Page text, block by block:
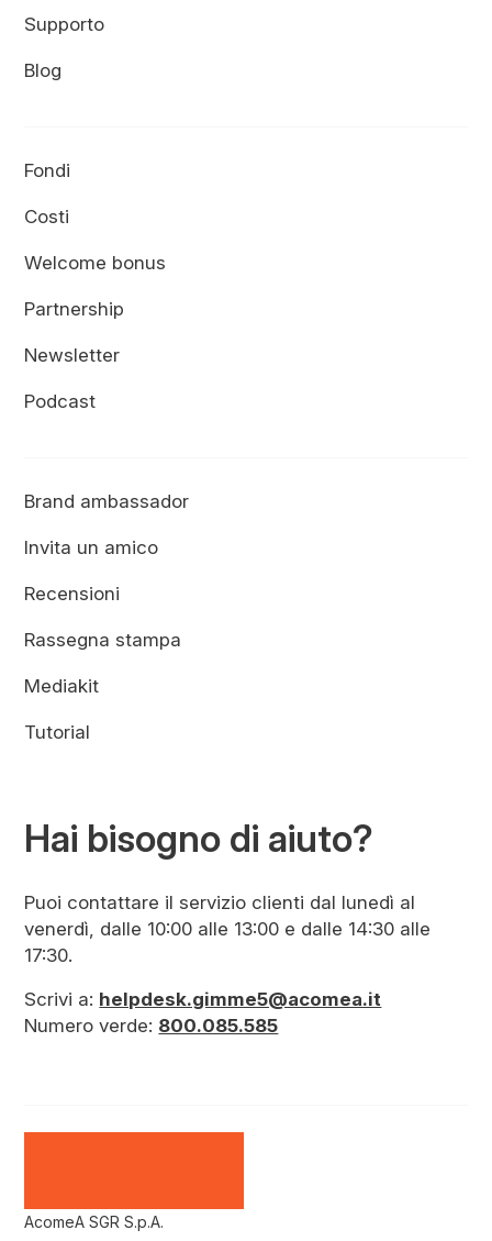
Supporto
Blog
Fondi
Costi
Welcome bonus
Partnership
Newsletter
Podcast
Brand ambassador
Invita un amico
Recensioni
Rassegna stampa
Mediakit
Tutorial
Hai bisogno di aiuto?
Puoi contattare il servizio clienti dal lunedì al
venerdì, dalle 10:00 alle 13:00 e dalle 14:30 alle
17:30.
Scrivi a: helpdesk.gimme5@acomea.it
Numero verde: 800.085.585
AcomeA SGR S.p.A.